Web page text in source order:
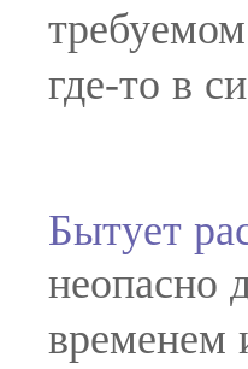
где-то в
Бытует
неопасно
временем